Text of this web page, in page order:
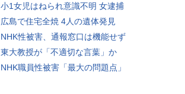
小1女児はねられ意識不明 女逮捕
広島で住宅全焼 4人の遺体発見
NHK性被害、通報窓口は機能せず
東大教授が「不適切な言葉」か
NHK職員性被害「最大の問題点」